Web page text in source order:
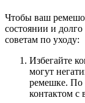
Чтобы ваш
состоянии и
советам по уходу:
Избегайте
могут
ремешке. По
контактом